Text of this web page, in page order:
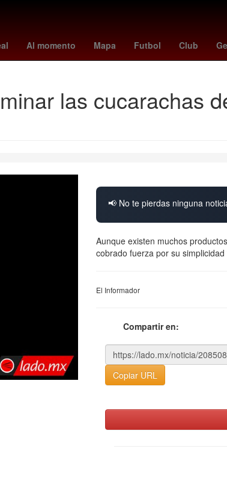
Al momento Mapa Futbol Club
tijuana vs león Clásico del fútbol mexicano
las cucarachas
📢 No te pierdas ninguna
Aunque existen muchos
cobrado fuerza por su simplicidad
El Informador
Compartir en:
Copiar URL